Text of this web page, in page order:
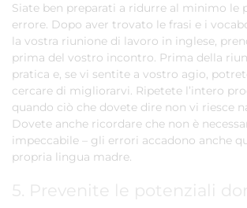
Siate ben preparati a ridurre al minimo le
errore. Dopo aver trovato le frasi e i
la vostra riunione di lavoro in inglese,
prima del vostro incontro. Prima della
pratica e, se vi sentite a vostro agio,
cercare di migliorarvi. Ripetete l’intero
quando ciò che dovete dire non vi riesce
Dovete anche ricordare che non è
impeccabile – gli errori accadono anche
propria lingua madre.
5. Prevenite le potenziali